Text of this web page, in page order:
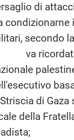
di
secondo
ricordato
di
della